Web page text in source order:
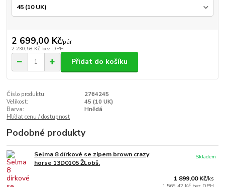
2 699,00 Kč/pár
2 230,58 Kč bez DPH
Přidat do košíku
Číslo produktu:
2764245
Velikost:
45 (10 UK)
Barva:
Hnědá
Hlídat cenu / dostupnost
Podobné produkty
Selma 8 dírkové se zipem brown crazy
horse 13D0105 Žl.obš.
1 899,00 Kč/ks
Skladem